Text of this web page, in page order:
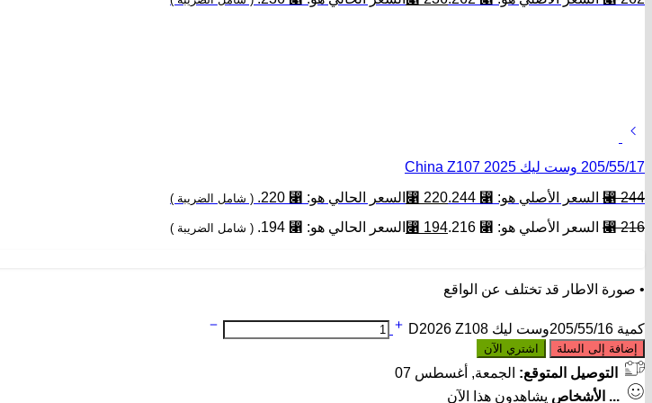
205/55/17 وست ليك China Z107 2025
⃁244 السعر الأصلي هو: ⃁ 244. ⃁ 220 السعر الحالي هو: ⃁ 220. ( شامل الضريبة )
⃁216 السعر الأصلي هو: ⃁ 216. ⃁ 194 السعر الحالي هو: ⃁ 194. ( شامل الضريبة )
• صورة الاطار قد تختلف عن الواقع
كمية 205/55/16وست ليك D2026 Z108
إضافة إلى السلة اشتري الآن
التوصيل المتوقع: الجمعة, أغسطس 07
... الأشخاص يشاهدون هذا الآن